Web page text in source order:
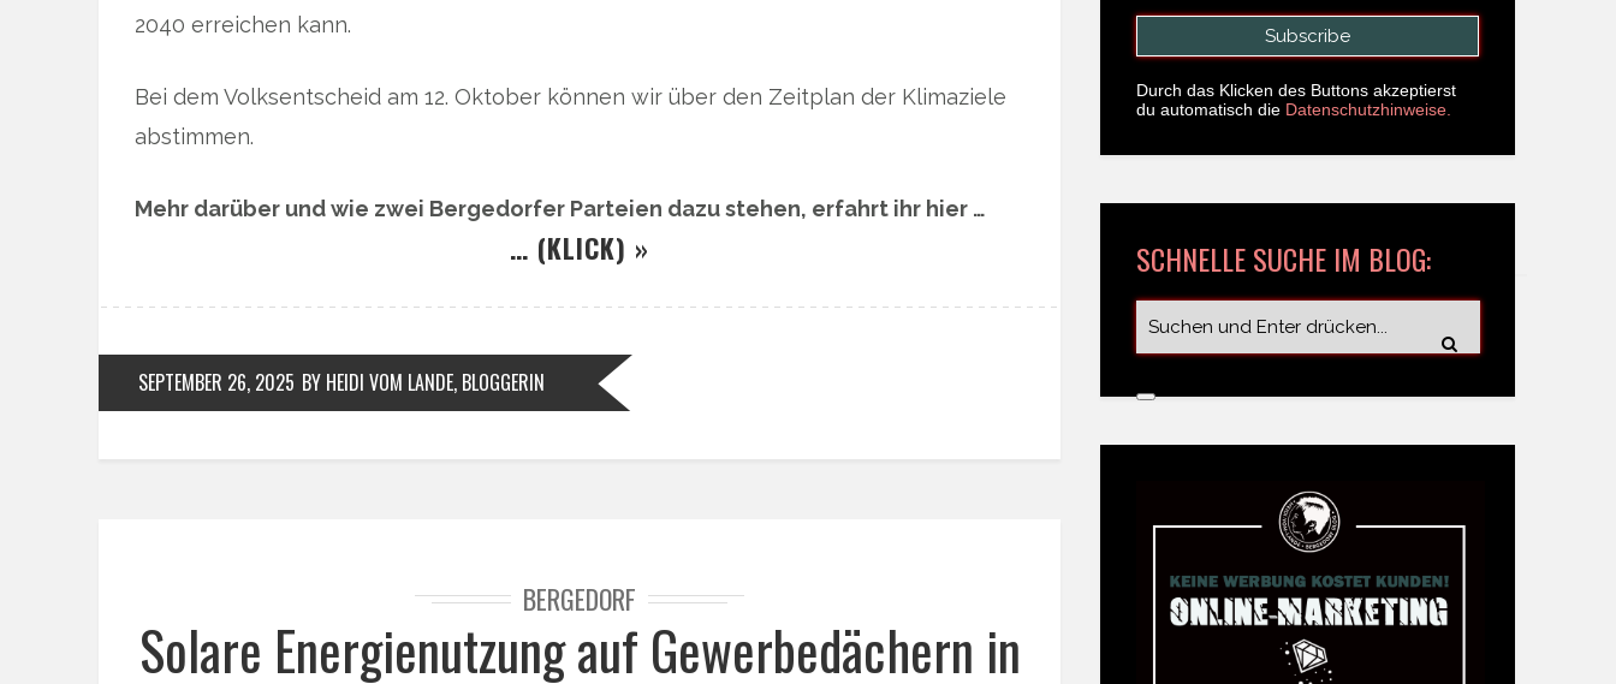
2040 erreichen kann.
Bei dem Volksentscheid am 12. Oktober können wir über den Zeitplan der Klimaziele
abstimmen.
Mehr darüber und wie zwei Bergedorfer Parteien dazu stehen, erfahrt ihr hier …
… (KLICK) »
SEPTEMBER 26, 2025 BY HEIDI VOM LANDE, BLOGGERIN
BERGEDORF
Solare Energienutzung auf Gewerbedächern in
Durch das Klicken des Buttons akzeptierst
du automatisch die Datenschutzhinweise.
SCHNELLE SUCHE IM BLOG: